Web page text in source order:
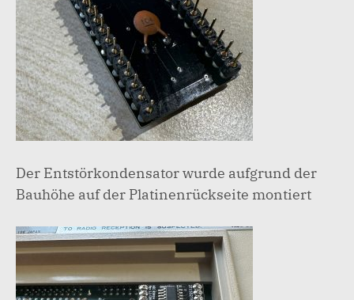
Der Entstörkondensator wurde aufgrund der
Bauhöhe auf der Platinenrückseite montiert